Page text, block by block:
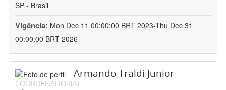
SP - Brasil
Vigência: Mon Dec 11 00:00:00 BRT 2023-Thu Dec 31
00:00:00 BRT 2026
Armando Traldi Junior
COORDENADOR(A)